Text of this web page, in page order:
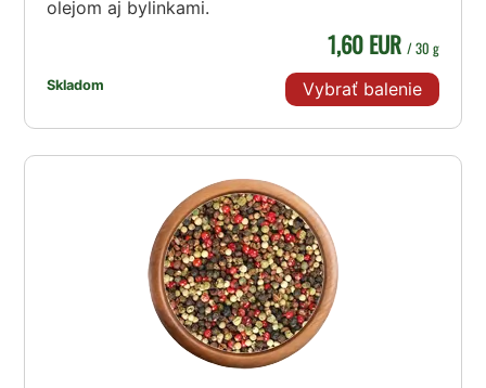
olejom aj bylinkami.
Skladom
1,60 EUR / 30 g
Vybrať balenie